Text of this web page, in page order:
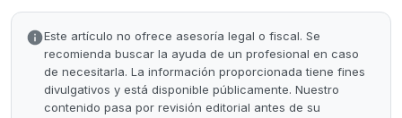
Este artículo no ofrece asesoría legal o fiscal. Se
recomienda buscar la ayuda de un profesional en caso
de necesitarla. La información proporcionada tiene fines
divulgativos y está disponible públicamente. Nuestro
contenido pasa por revisión editorial antes de su